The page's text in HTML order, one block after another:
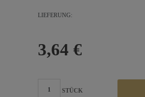
LIEFERUNG:
3,64 €
STÜCK